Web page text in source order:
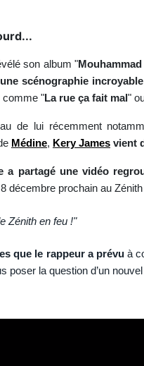
son album "
une scénographie
comme "La rue ça fait mal"
de lui récemment
Médine, Kery James vient
a partagé une vidéo
décembre prochain au
Zénith en feu !"
que le rappeur a prévuà
poser la question d’un